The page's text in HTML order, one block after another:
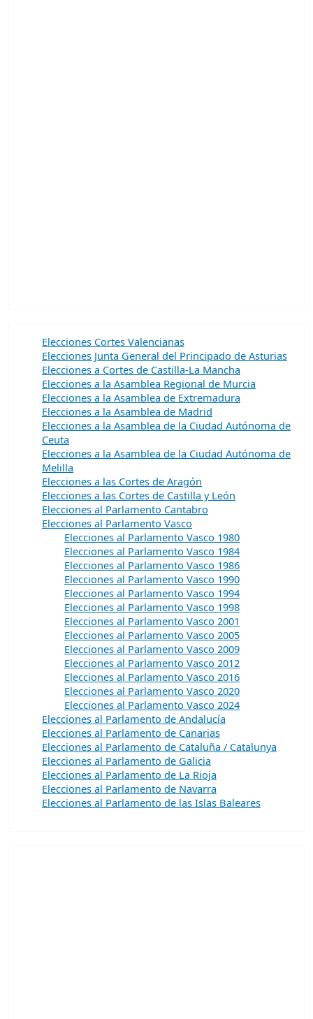
Elecciones Cortes Valencianas
Elecciones Junta General del Principado de Asturias
Elecciones a Cortes de Castilla-La Mancha
Elecciones a la Asamblea Regional de Murcia
Elecciones a la Asamblea de Extremadura
Elecciones a la Asamblea de Madrid
Elecciones a la Asamblea de la Ciudad Autónoma de
Ceuta
Elecciones a la Asamblea de la Ciudad Autónoma de
Melilla
Elecciones a las Cortes de Aragón
Elecciones a las Cortes de Castilla y León
Elecciones al Parlamento Cantabro
Elecciones al Parlamento Vasco
Elecciones al Parlamento Vasco 1980
Elecciones al Parlamento Vasco 1984
Elecciones al Parlamento Vasco 1986
Elecciones al Parlamento Vasco 1990
Elecciones al Parlamento Vasco 1994
Elecciones al Parlamento Vasco 1998
Elecciones al Parlamento Vasco 2001
Elecciones al Parlamento Vasco 2005
Elecciones al Parlamento Vasco 2009
Elecciones al Parlamento Vasco 2012
Elecciones al Parlamento Vasco 2016
Elecciones al Parlamento Vasco 2020
Elecciones al Parlamento Vasco 2024
Elecciones al Parlamento de Andalucía
Elecciones al Parlamento de Canarias
Elecciones al Parlamento de Cataluña / Catalunya
Elecciones al Parlamento de Galicia
Elecciones al Parlamento de La Rioja
Elecciones al Parlamento de Navarra
Elecciones al Parlamento de las Islas Baleares